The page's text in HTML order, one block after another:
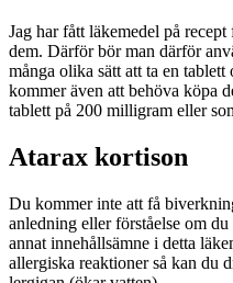
Jag har fått läkemedel på
dem. Därför bör man därför
många olika sätt att ta en
kommer även att behöva köpa
tablett på 200 milligram eller
Atarax kortison
Du kommer inte att få
anledning eller förståelse om
annat innehållsämne i detta
allergiska reaktioner så kan du